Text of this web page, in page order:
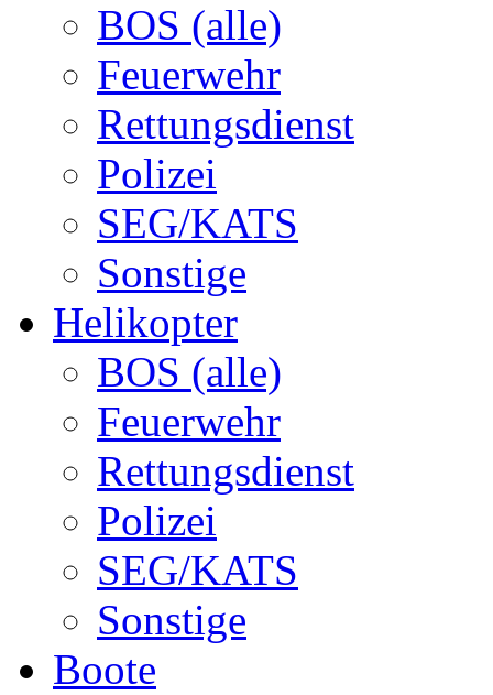
BOS (alle)
Feuerwehr
Rettungsdienst
Polizei
SEG/KATS
Sonstige
Helikopter
BOS (alle)
Feuerwehr
Rettungsdienst
Polizei
SEG/KATS
Sonstige
Boote